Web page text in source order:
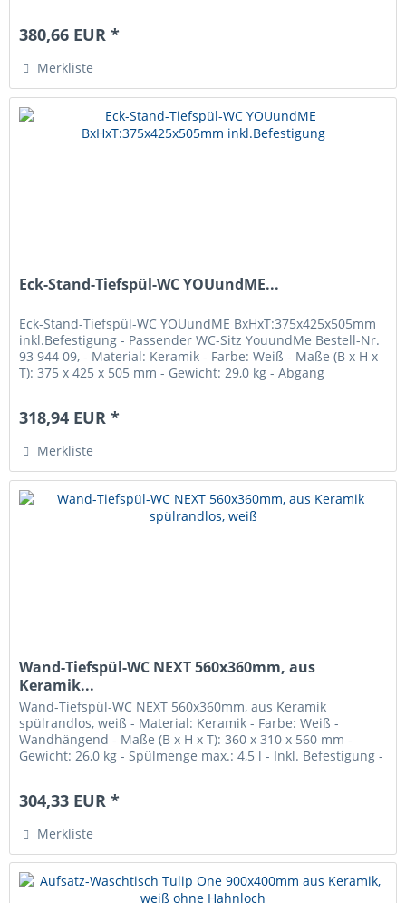
380,66 EUR *
Merkliste
Eck-Stand-Tiefspül-WC YOUundME...
Eck-Stand-Tiefspül-WC YOUundME BxHxT:375x425x505mm
inkl.Befestigung - Passender WC-Sitz YouundMe Bestell-Nr.
93 944 09, - Material: Keramik - Farbe: Weiß - Maße (B x H x
T): 375 x 425 x 505 mm - Gewicht: 29,0 kg - Abgang
318,94 EUR *
Merkliste
Wand-Tiefspül-WC NEXT 560x360mm, aus
Keramik...
Wand-Tiefspül-WC NEXT 560x360mm, aus Keramik
spülrandlos, weiß - Material: Keramik - Farbe: Weiß -
Wandhängend - Maße (B x H x T): 360 x 310 x 560 mm -
Gewicht: 26,0 kg - Spülmenge max.: 4,5 l - Inkl. Befestigung -
304,33 EUR *
Merkliste